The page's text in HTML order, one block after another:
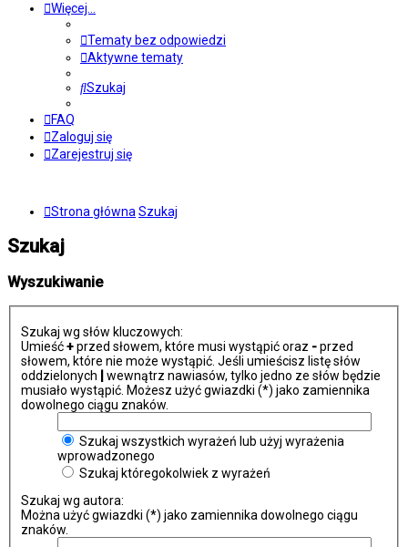
Więcej…
Tematy bez odpowiedzi
Aktywne tematy
Szukaj
FAQ
Zaloguj się
Zarejestruj się
Strona główna Szukaj
Szukaj
Wyszukiwanie
Szukaj wg słów kluczowych:
Umieść+przed słowem, które musi wystąpić oraz -przed
słowem, które nie może wystąpić. Jeśli umieścisz listę słów
oddzielonych
wewnątrz nawiasów, tylko jedno ze słów będzie
musiało wystąpić. Możesz użyć gwiazdki (*) jako zamiennika
dowolnego ciągu znaków.
Szukaj wszystkich wyrażeń lub użyj wyrażenia
wprowadzonego
Szukaj któregokolwiek z wyrażeń
Szukaj wg autora:
Można użyć gwiazdki (*) jako zamiennika dowolnego ciągu
znaków.